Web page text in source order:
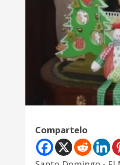
Compartelo